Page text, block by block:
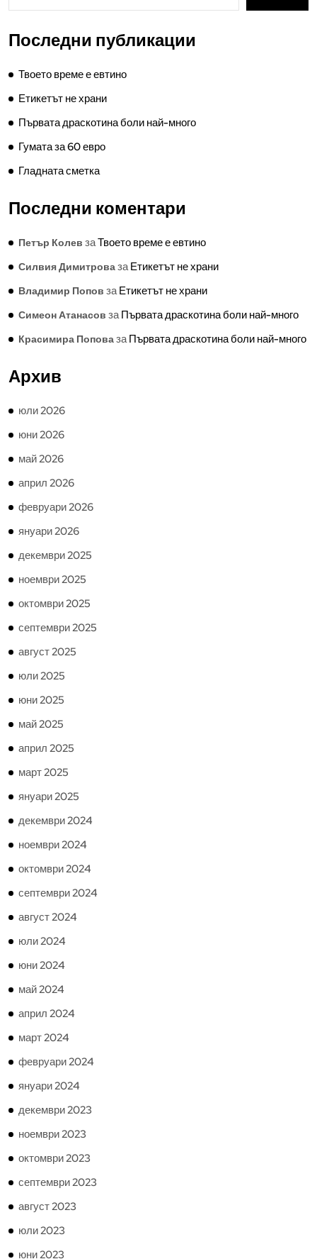
Последни публикации
Твоето време е евтино
Етикетът не храни
Първата драскотина боли най-много
Гумата за 60 евро
Гладната сметка
Последни коментари
Петър Колев заТвоето време е евтино
Силвия ДимитровазаЕтикетът не храни
Владимир Попов заЕтикетът не храни
Симеон Атанасов заПървата драскотина боли най-много
Красимира ПоповазаПървата драскотина боли най-много
Архив
юли 2026
юни 2026
май 2026
април 2026
февруари 2026
януари 2026
декември 2025
ноември 2025
октомври 2025
септември 2025
август 2025
юли 2025
юни 2025
май 2025
април 2025
март 2025
януари 2025
декември 2024
ноември 2024
октомври 2024
септември 2024
август 2024
юли 2024
юни 2024
май 2024
април 2024
март 2024
февруари 2024
януари 2024
декември 2023
ноември 2023
октомври 2023
септември 2023
август 2023
юли 2023
юни 2023